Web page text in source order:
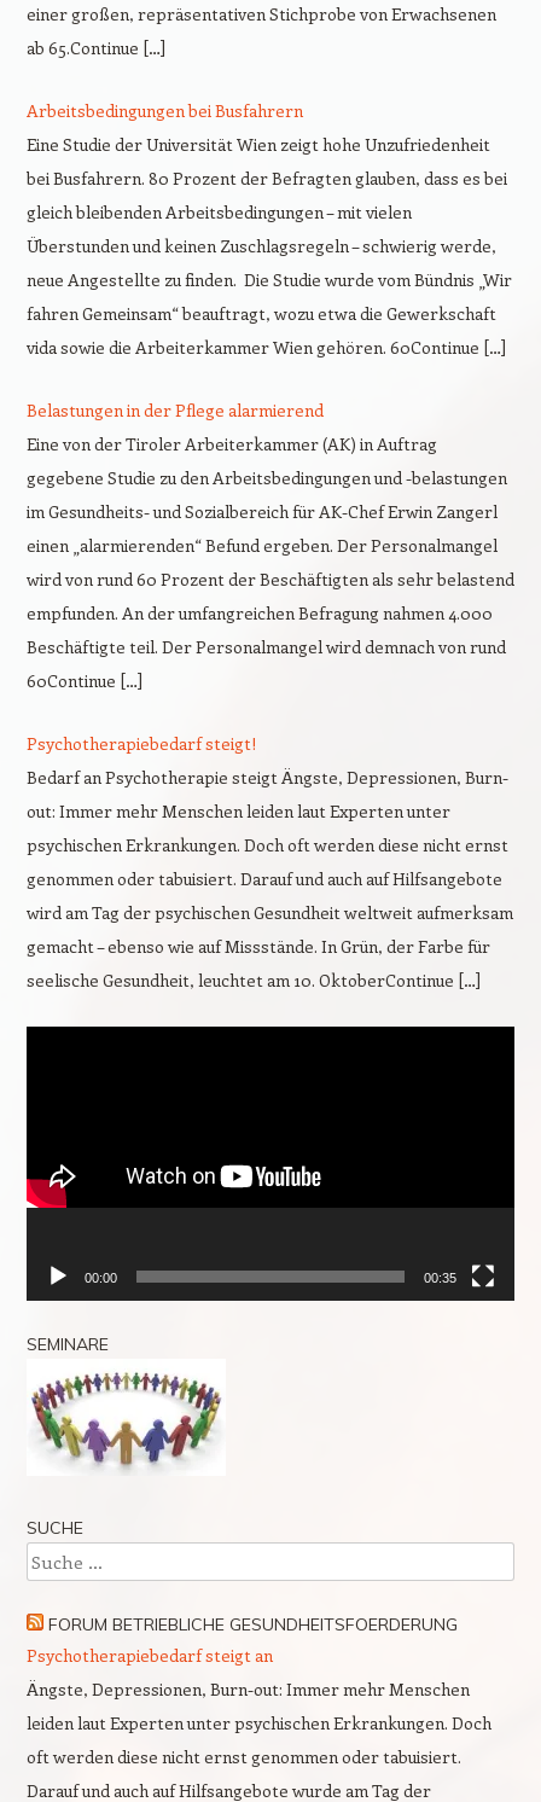
einer großen, repräsentativen Stichprobe von Erwachsenen
ab 65.Continue […]
Arbeitsbedingungen bei Busfahrern
Eine Studie der Universität Wien zeigt hohe Unzufriedenheit
bei Busfahrern. 80 Prozent der Befragten glauben, dass es bei
gleich bleibenden Arbeitsbedingungen – mit vielen
Überstunden und keinen Zuschlagsregeln – schwierig werde,
neue Angestellte zu finden. Die Studie wurde vom Bündnis „Wir
fahren Gemeinsam“ beauftragt, wozu etwa die Gewerkschaft
vida sowie die Arbeiterkammer Wien gehören. 60Continue […]
Belastungen in der Pflege alarmierend
Eine von der Tiroler Arbeiterkammer (AK) in Auftrag
gegebene Studie zu den Arbeitsbedingungen und -belastungen
im Gesundheits- und Sozialbereich für AK-Chef Erwin Zangerl
einen „alarmierenden“ Befund ergeben. Der Personalmangel
wird von rund 60 Prozent der Beschäftigten als sehr belastend
empfunden. An der umfangreichen Befragung nahmen 4.000
Beschäftigte teil. Der Personalmangel wird demnach von rund
60Continue […]
Psychotherapiebedarf steigt!
Bedarf an Psychotherapie steigt Ängste, Depressionen, Burn-
out: Immer mehr Menschen leiden laut Experten unter
psychischen Erkrankungen. Doch oft werden diese nicht ernst
genommen oder tabuisiert. Darauf und auch auf Hilfsangebote
wird am Tag der psychischen Gesundheit weltweit aufmerksam
gemacht – ebenso wie auf Missstände. In Grün, der Farbe für
seelische Gesundheit, leuchtet am 10. OktoberContinue […]
00:00 00:35
SEMINARE
SUCHE
Suche
FORUM BETRIEBLICHE GESUNDHEITSFOERDERUNG
Psychotherapiebedarf steigt an
Ängste, Depressionen, Burn-out: Immer mehr Menschen
leiden laut Experten unter psychischen Erkrankungen. Doch
oft werden diese nicht ernst genommen oder tabuisiert.
Darauf und auch auf Hilfsangebote wurde am Tag der